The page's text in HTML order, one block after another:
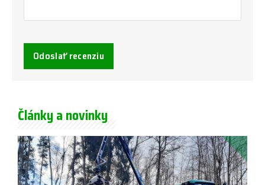
Odoslať recenziu
Články a novinky